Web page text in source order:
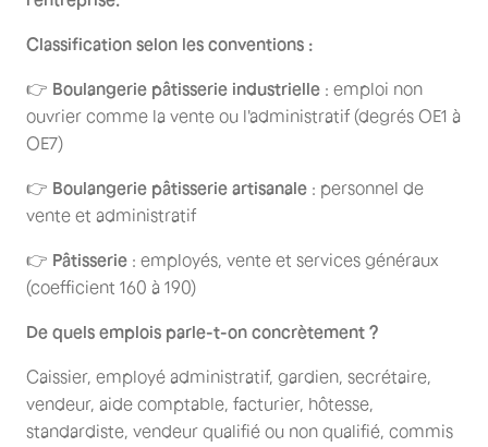
Classification selon les conventions :
👉 Boulangerie pâtisserie industrielle : emploi non
ouvrier comme la vente ou l'administratif (degrés OE1 à
OE7)
👉 Boulangerie pâtisserie artisanale : personnel de
vente et administratif
👉 Pâtisserie : employés, vente et services généraux
(coefficient 160 à 190)
De quels emplois parle-t-on concrètement ?
Caissier, employé administratif, gardien, secrétaire,
vendeur, aide comptable, facturier, hôtesse,
standardiste, vendeur qualifié ou non qualifié, commis